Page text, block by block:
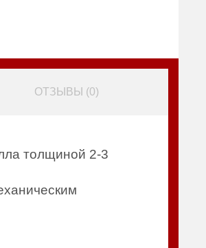
ОТЗЫВЫ (0)
толщиной 2-3